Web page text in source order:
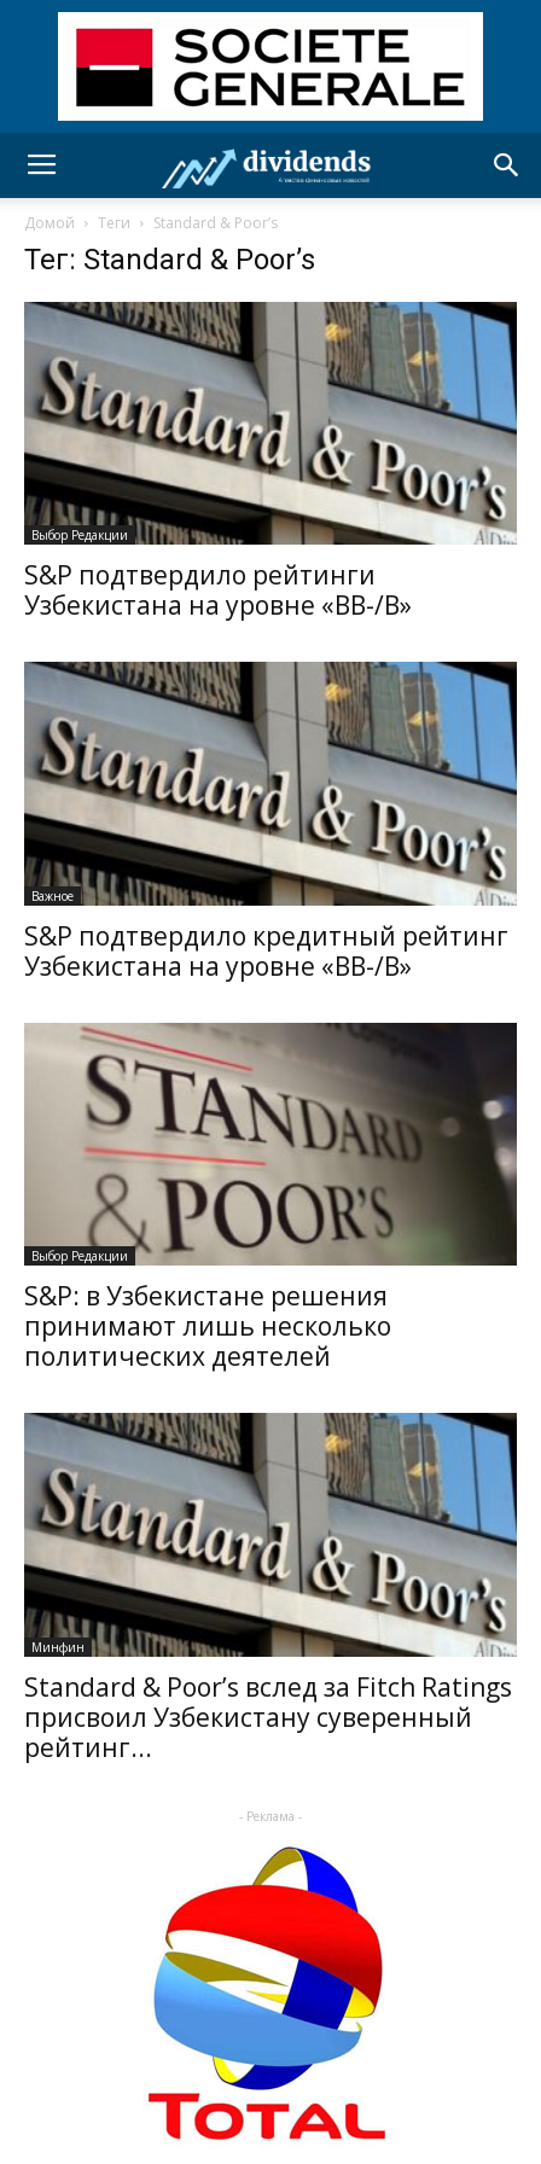
Домой Теги Standard & Poor’s
Тег: Standard & Poor’s
Выбор Редакции
S&P подтвердило рейтинги
Узбекистана на уровне «ВВ-/В»
Важное
S&P подтвердило кредитный рейтинг
Узбекистана на уровне «ВВ-/В»
Выбор Редакции
S&P: в Узбекистане решения
принимают лишь несколько
политических деятелей
Минфин
Standard & Poor’s вслед за Fitch Ratings
присвоил Узбекистану суверенный
рейтинг...
- Реклама -